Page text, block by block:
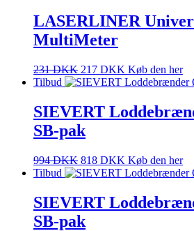
LASERLINER
MultiMeter
231DKK 217 DKK Køb den her
Tilbud
SIEVERT
SB-pak
994DKK 818 DKK Køb den her
Tilbud
SIEVERT
SB-pak